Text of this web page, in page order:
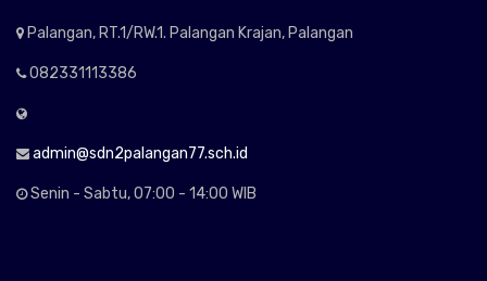
Palangan, RT.1/RW.1. Palangan Krajan, Palangan
082331113386
admin@sdn2palangan77.sch.id
Senin - Sabtu, 07:00 - 14:00 WIB